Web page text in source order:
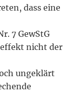
dass eine
7 GewStG
nicht der
ungeklärt